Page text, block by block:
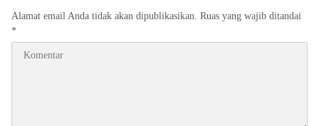
Alamat email Anda tidak akan dipublikasikan. Ruas yang wajib ditandai
*